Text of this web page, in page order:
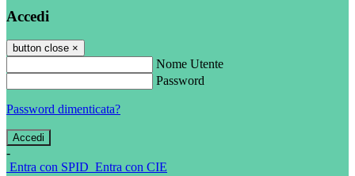
Accedi
button close ×
Nome Utente
Password
Password dimenticata?
-
Entra con SPID Entra con CIE